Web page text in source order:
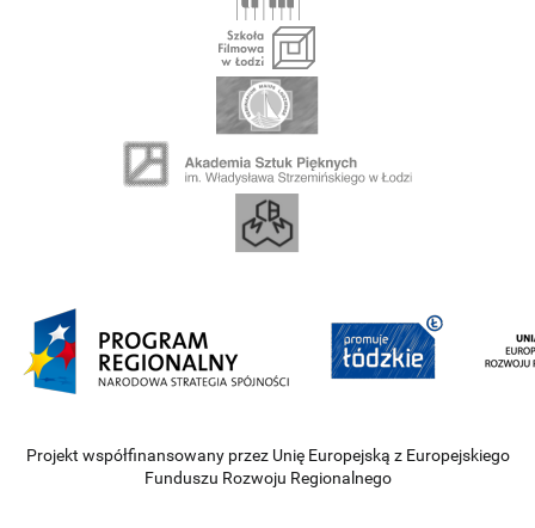
Projekt współfinansowany przez Unię Europejską z Europejskiego
Funduszu Rozwoju Regionalnego